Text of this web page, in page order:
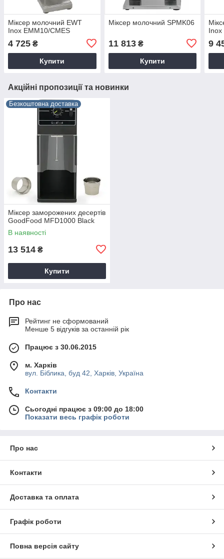
Міксер молочний EWT
Inox EMM10/CMES
4 725 ₴
Купити
Міксер молочний SPMK06
11 813₴
Купити
Inox
9
Акційні пропозиції та новинки
Безкоштовна доставка
Міксер заморожених десертів
GoodFood MFD1000 Black
В наявності
13 514 ₴
Купити
Про нас
Рейтинг не сформований
Менше 5 відгуків за останній рік
Працює з 30.06.2015
м. Харків
вул. Біблика, буд 42, Харків, Україна
Контакти
Сьогодні працює з 09:00 до 18:00
Показати весь графік роботи
Про нас
Контакти
Доставка та оплата
Графік роботи
Повна версія сайту